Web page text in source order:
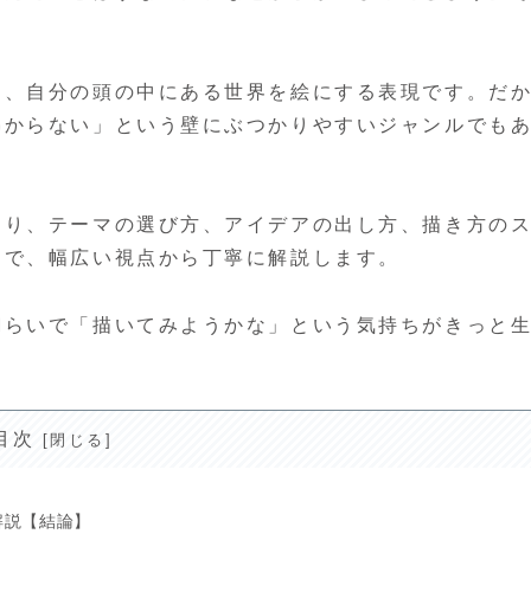
自分の頭の中にある世界を絵にする表現です。だ
らない」という壁にぶつかりやすいジャンルでも
、テーマの選び方、アイデアの出し方、描き方の
、幅広い視点から丁寧に解説します。
いで「描いてみようかな」という気持ちがきっと
次
【結論】